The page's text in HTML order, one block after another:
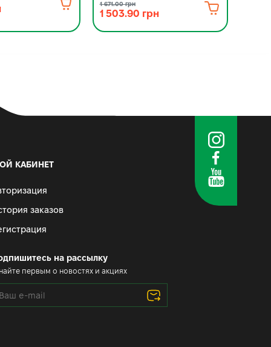
1 671.00 грн
1 503.90 грн
КАБИНЕТ
заказов
на рассылку
первым о новостях и акциях